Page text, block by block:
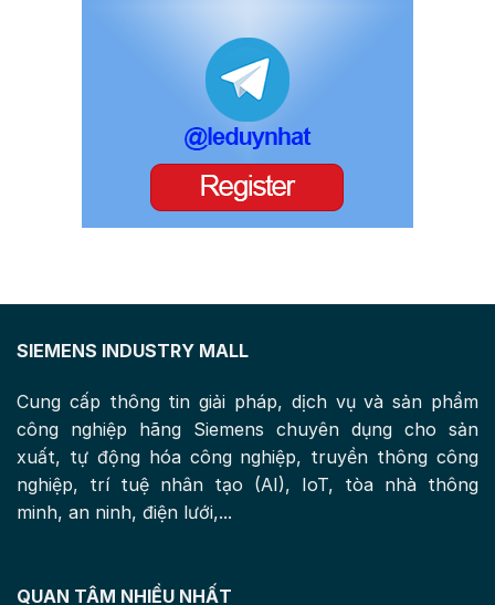
SIEMENS INDUSTRY MALL
Cung cấp thông tin giải pháp, dịch vụ và sản phẩm
công nghiệp hãng Siemens chuyên dụng cho sản
xuất, tự động hóa công nghiệp, truyền thông công
nghiệp, trí tuệ nhân tạo (AI), IoT, tòa nhà thông
minh, an ninh, điện lưới,...
QUAN TÂM NHIỀU NHẤT